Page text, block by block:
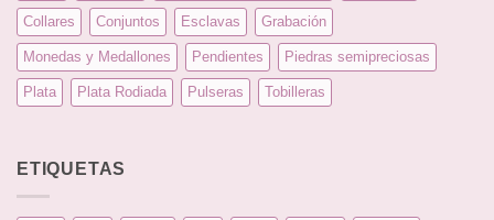
Collares Conjuntos Esclavas Grabación
Monedas y Medallones Pendientes Piedras semipreciosas
Plata Plata Rodiada Pulseras Tobilleras
ETIQUETAS